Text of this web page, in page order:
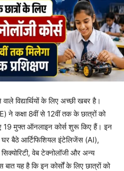
विद्यार्थियों के लिए अच्छी खबर है।
ने कक्षा 8वीं से 12वीं तक के छात्रों को
मुफ्त ऑनलाइन कोर्स शुरू किए हैं। इन
बैठे आर्टिफिशियल इंटेलिजेंस (AI),
वेब टेक्नोलॉजी और अन्य
यह है कि इन कोर्सों के लिए छात्रों को